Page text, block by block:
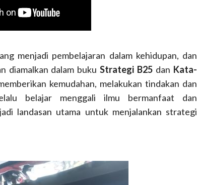
menjadi pembelajaran dalam kehidupan, dan
diamalkan dalam bukuStrategi B25 dan Kata-
kemudahan, melakukan tindakan dan
belajar menggali ilmu bermanfaat dan
landasan utama untuk menjalankan strategi